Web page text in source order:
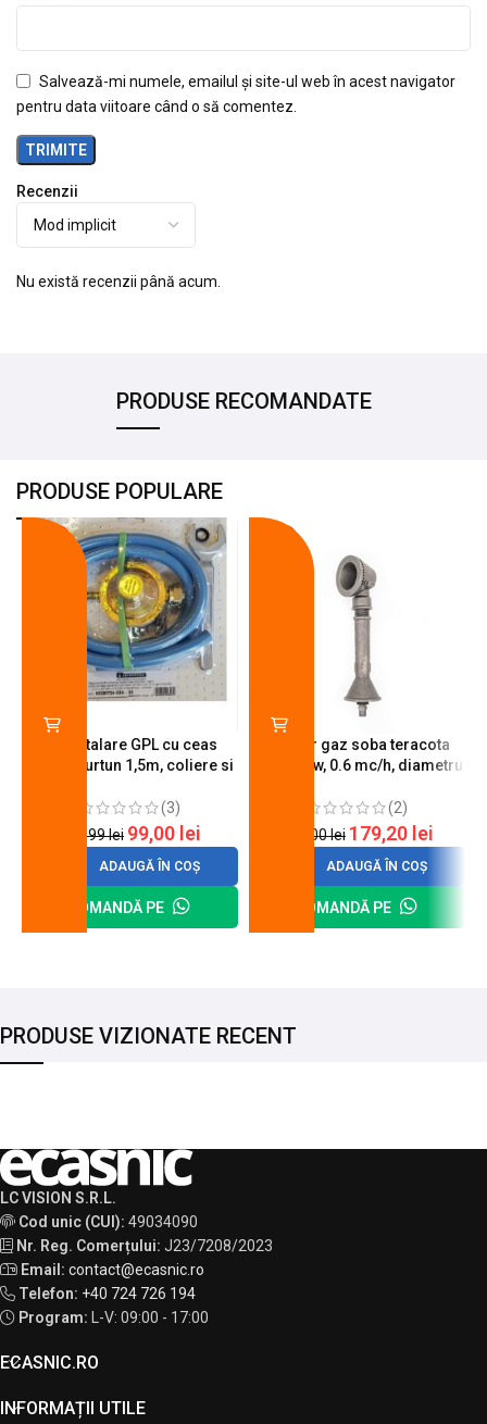
Recenzii
Nu există recenzii până acum.
Salvează-mi numele, emailul și site-ul web în acest navigator
pentru data viitoare când o să comentez.
PRODUSE RECOMANDATE
PRODUSE POPULARE
Kit instalare GPL cu ceas
butelie, furtun 1,5m, coliere si
(3)
120,99lei 99,00 lei
ADAUGĂ ÎN COȘ
COMANDĂ PE
Arzator gaz soba teracota
A600, 6 kw, 0.6 mc/h, diametru
(2)
200,00lei 179,20 lei
ADAUGĂ ÎN COȘ
COMANDĂ PE
PRODUSE VIZIONATE RECENT
LC VISION S.R.L.
Cod unic (CUI): 49034090
Nr. Reg. Comerțului: J23/7208/2023
Email: contact@ecasnic.ro
Telefon: +40 724 726 194
Program:
L-V: 09:00 - 17:00
ECASNIC.RO
INFORMAȚII UTILE